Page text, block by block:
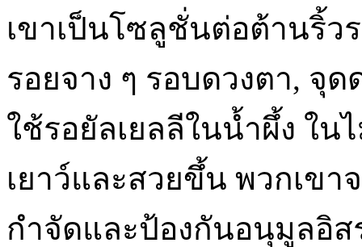
เขาเป็นโซลูชั่นต่อต้านริ้
รอยจาง ๆ รอบดวงตา, ​​จุ
ใช้รอยัลเยลลีในน้ำผึ้ง ใ
เยาว์และสวยขึ้น พวกเข
กำจัดและป้องกันอนุมูลอิ